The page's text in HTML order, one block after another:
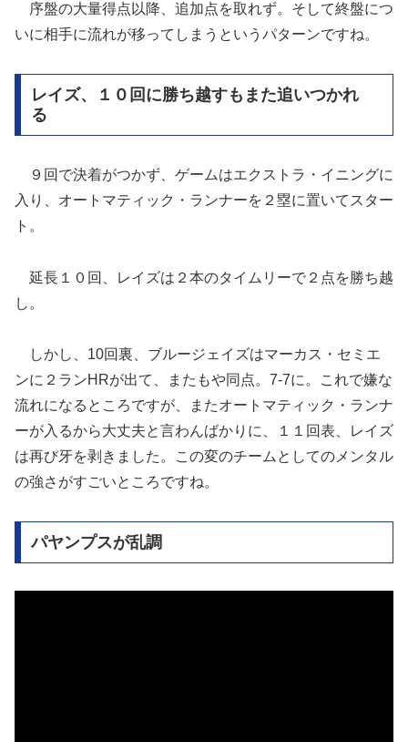
序盤の大量得点以降、追加点を取れず。そして終盤につ
いに相手に流れが移ってしまうというパターンですね。
レイズ、１０回に勝ち越すもまた追いつかれ
る
９回で決着がつかず、ゲームはエクストラ・イニングに
入り、オートマティック・ランナーを２塁に置いてスター
ト。
延長１０回、レイズは２本のタイムリーで２点を勝ち越
し。
しかし、10回裏、ブルージェイズはマーカス・セミエ
ンに２ランHRが出て、またもや同点。7-7に。これで嫌な
流れになるところですが、またオートマティック・ランナ
ーが入るから大丈夫と言わんばかりに、１１回表、レイズ
は再び牙を剥きました。この変のチームとしてのメンタル
の強さがすごいところですね。
パヤンプスが乱調